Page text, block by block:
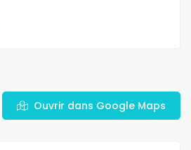
Ouvrir dans Google Maps